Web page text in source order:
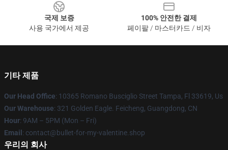
국제 보증
사용 국가에서 제공
100% 안전한 결제
페이팔 / 마스터카드 / 비자
기타 제품
Our Head Office: 10365 Romano Busciglio Street Tampa, Fl 33619, Us
Our Warehouse: 321 Golden Eagle. Feicheng, Guangdong, CN
Hour: 9AM – 5PM (Mon – Fri)
Email : contact@bullet-for-my-valentine.shop
우리의 회사